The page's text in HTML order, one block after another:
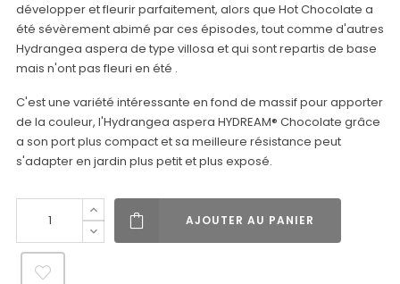
développer et fleurir parfaitement, alors que Hot Chocolate a
été sévèrement abimé par ces épisodes, tout comme d'autres
Hydrangea aspera de type villosa et qui sont repartis de base
mais n'ont pas fleuri en été .
C'est une variété intéressante en fond de massif pour apporter
de la couleur, l'Hydrangea aspera HYDREAM® Chocolate grâce
a son port plus compact et sa meilleure résistance peut
s'adapter en jardin plus petit et plus exposé.
AJOUTER AU PANIER